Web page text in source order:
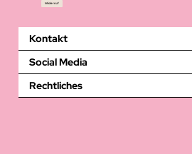
Widerruf
Kontakt
Social Media
Rechtliches